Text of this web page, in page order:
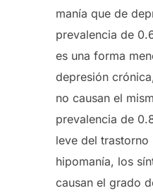
manía que de
prevalencia de
es una forma
depresión
no causan el
prevalencia de
leve del
hipomanía, los
causan el grado